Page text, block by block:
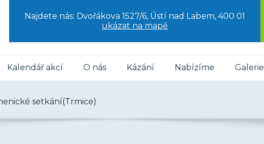
Najdete nás: Dvořákova 1527/6, Ústí nad Labem, 400 01
ukázat na mapě
Kalendář akcí O nás Kázání Nabízíme Galerie
setkání(Trmice)